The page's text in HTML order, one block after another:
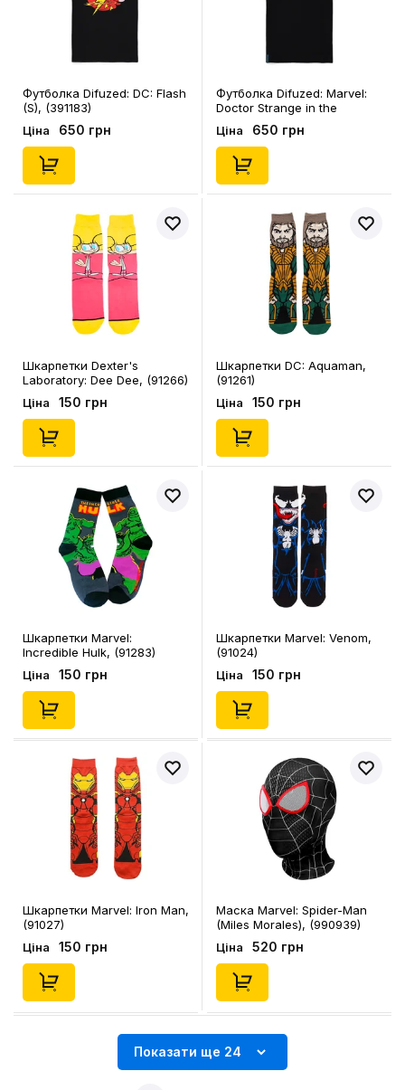
Футболка Difuzed: DC: Flash
(S), (391183)
Ціна 650 грн
Футболка Difuzed: Marvel:
Doctor Strange in the
Multiverse of Madness: Logo
(S), (368765)
Ціна 650 грн
Шкарпетки Dexter's
Laboratory: Dee Dee, (91266)
Ціна 150 грн
Шкарпетки DC: Aquaman,
(91261)
Ціна 150 грн
Шкарпетки Marvel:
Incredible Hulk, (91283)
Ціна 150 грн
Шкарпетки Marvel: Venom,
(91024)
Ціна 150 грн
Шкарпетки Marvel: Iron Man,
(91027)
Ціна 150 грн
Маска Marvel: Spider-Man
(Miles Morales), (990939)
Ціна 520 грн
Показати ще 24